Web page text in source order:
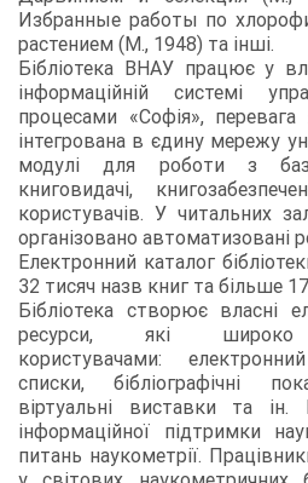
Избранные работы по
растением (М., 1948) та інші.
Бібліотека ВНАУ працює у
інформаційній системі
процесами «Софія»,
інтегрована в єдину мережу
модулі для роботи з
книговидачі,
користувачів. У читальних
організовано автоматизовані
Електронний каталог
32 тисяч назв книг та більше
Бібліотека створює власні
ресурси, які широко
користувачами:
списки, бібліографічні
віртуальні виставки та ін.
інформаційної підтримки
питань наукометрії.